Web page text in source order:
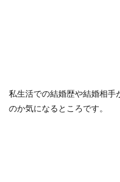
私生活での結婚歴や結婚相手
のか気になるところです。